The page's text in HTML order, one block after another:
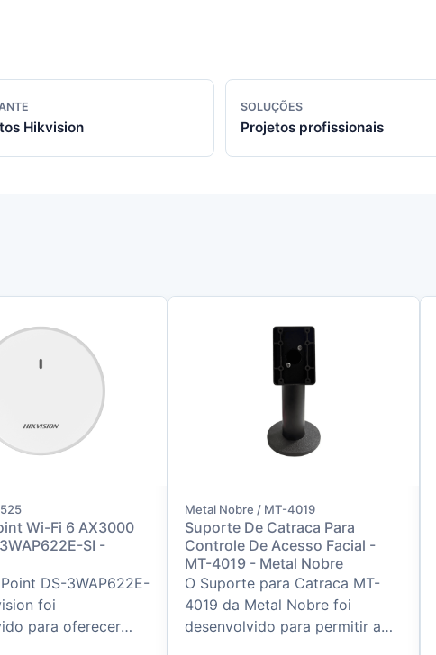
Hikvision
SOLUÇÕES
Projetos profissionais
Wi-Fi 6 AX3000
SI -
DS-3WAP622E-
foi
para oferecer
Metal Nobre / MT-4019
Suporte De Catraca Para
Controle De Acesso Facial -
MT-4019 - Metal Nobre
O Suporte para Catraca MT-
4019 da Metal Nobre foi
desenvolvido para permitir a